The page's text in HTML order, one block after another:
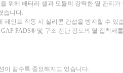
위해 배터리 셀과 모듈의 강력한 열 관리
습니다.
페인트 작동 시 실리콘 간섭을 방지할 수 있
PADS® 및 구조 전단 강도의 열 접착제
이 갈수록 중요해지고 있습니다.